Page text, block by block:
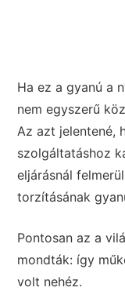
Ha ez a gyanú a
nem egyszerű
Az azt jelentené,
szolgáltatáshoz
eljárásnál
torzításának
Pontosan az a
mondták: így
volt nehéz.